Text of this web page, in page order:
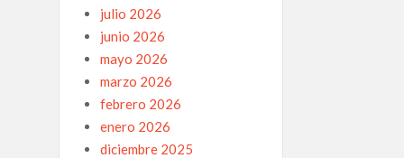
julio 2026
junio 2026
mayo 2026
marzo 2026
febrero 2026
enero 2026
diciembre 2025